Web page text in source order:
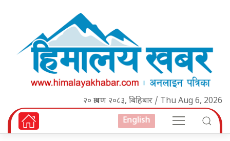
२० श्रावण २०८३, बिहिबार / Thu Aug 6, 2026
English